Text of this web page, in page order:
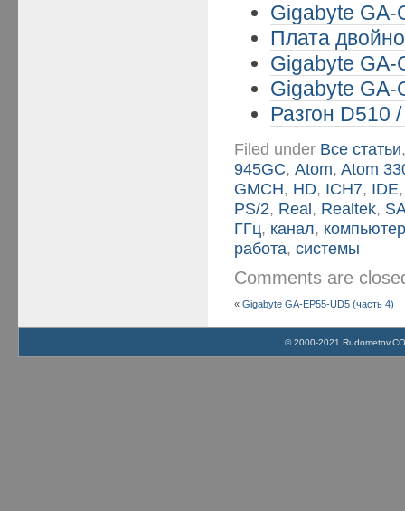
Gigabyte GA-
Плата
Gigabyte GA-
Gigabyte GA-
Разгон D510
Filed under Все статьи
945GС,Atom,Atom
GMCH, HD, ICH7, IDE
PS/2, Real, Realtek,
ГГц, канал,
работа,системы
Comments are
«Gigabyte GA-EP55-UD5 (часть 4)
© 2000-2021